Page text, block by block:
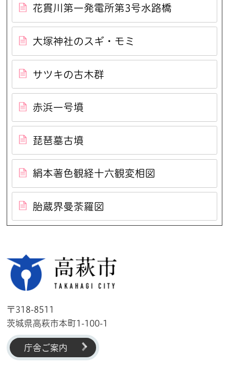
花貫川第一発電所第3号水路橋
大塚神社のスギ・モミ
サツキの古木群
赤浜一号墳
琵琶墓古墳
絹本著色観経十六観変相図
胎蔵界曼荼羅図
〒318-8511
茨城県高萩市本町1-100-1
庁舎ご案内